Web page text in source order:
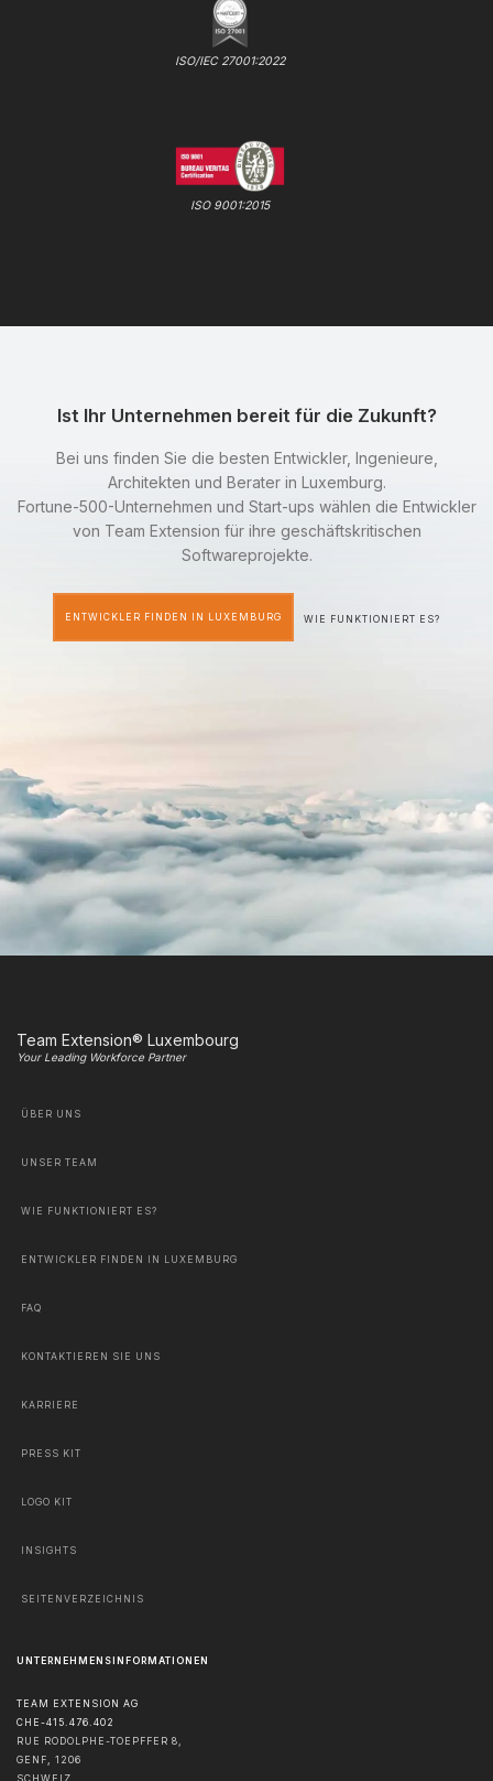
ISO/IEC 27001:2022
ISO 9001:2015
Ist Ihr Unternehmen bereit für die Zukunft?
Bei uns finden Sie die besten Entwickler, Ingenieure,
Architekten und Berater in Luxemburg.
Fortune-500-Unternehmen und Start-ups wählen die Entwickler
von Team Extension für ihre geschäftskritischen
Softwareprojekte.
ENTWICKLER FINDEN IN LUXEMBURG WIE FUNKTIONIERT ES?
Team Extension® Luxembourg
Your Leading Workforce Partner
ÜBER UNS
UNSER TEAM
WIE FUNKTIONIERT ES?
ENTWICKLER FINDEN IN LUXEMBURG
FAQ
KONTAKTIEREN SIE UNS
KARRIERE
PRESS KIT
LOGO KIT
INSIGHTS
SEITENVERZEICHNIS
UNTERNEHMENSINFORMATIONEN
TEAM EXTENSION AG
CHE-415.476.402
RUE RODOLPHE-TOEPFFER 8,
GENF, 1206